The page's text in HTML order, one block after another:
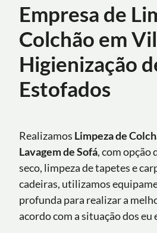
Empresa de
Colchão em
Higienização
Estofados
Realizamos Limpeza de
Lavagem de Sofá, com opção
seco, limpeza de tapetes e
cadeiras, utilizamos
profunda para realizar a
acordo com a situação dos